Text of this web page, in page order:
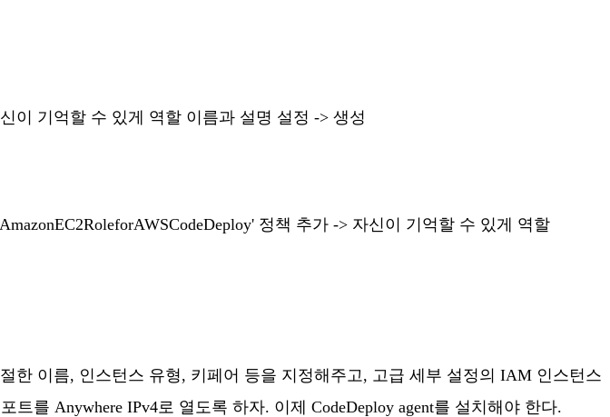
이 기억할 수 있게 역할 이름과 설명 설정 -> 생성
정책 추가 -> 자신이 기억할 수 있게 역할
한 이름, 인스턴스 유형, 키페어 등을 지정해주고, 고급 세부 설정의 IAM 인스턴스
를 Anywhere IPv4로 열도록 하자. 이제 CodeDeploy agent를 설치해야 한다.